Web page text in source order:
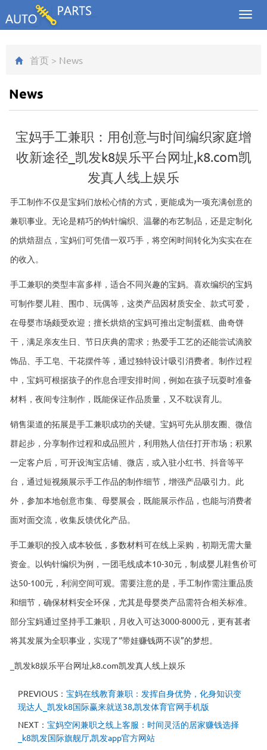
首页 > News
News
宝妈手工兼职：用创意与时间编织家庭增
收新途径_凯发k8娱乐平台网址,k8.com凯
发真人线上娱乐
手工制作不仅是宝妈们放松心情的方式，更能成为一项充满创意的
兼职事业。无论是精巧的钩针编织、温馨的布艺制品，还是定制化
的烘焙甜点，宝妈们可凭借一双巧手，将空闲时间转化为实实在在
的收入。
手工兼职的类型丰富多样，适合不同兴趣的宝妈。喜欢编织的宝妈
可制作婴儿鞋、围巾、玩偶等，这类产品因材质安全、款式可爱，
在母婴市场颇受欢迎；擅长烘焙的宝妈可推出定制蛋糕、曲奇饼
干，满足亲友生日、节日庆典的需求；热爱手工艺的还能尝试滴胶
饰品、手工皂、干花摆件等，通过独特设计吸引消费者。制作过程
中，宝妈可根据孩子的作息合理安排时间，例如在孩子玩耍时准备
材料，夜间专注制作，既能保证作品质量，又不耽误育儿。
销售渠道的拓展是手工兼职成功的关键。宝妈可先从朋友圈、微信
群起步，分享制作过程和成品照片，利用熟人信任打开市场；积累
一定客户后，可开设淘宝店铺、微店，或入驻小红书、抖音等平
台，通过短视频展示手工作品的制作细节，增强产品吸引力。此
外，参加本地创意市集、母婴展会，既能展示作品，也能与消费者
面对面交流，收集反馈优化产品。
手工兼职的投入成本较低，多数材料可在线上采购，初期无需大量
资金。以钩针编织为例，一团毛线成本10-30元，制成婴儿鞋售价可
达50-100元，利润空间可观。需要注意的是，手工制作需注重品质
和细节，确保材料安全环保，尤其是母婴类产品需符合相关标准。
部分宝妈通过坚持手工兼职，月收入可达3000-8000元，更有甚者
将其发展为全职事业，实现了“带娃赚钱两不误”的梦想。
_凯发k8娱乐平台网址,k8.com凯发真人线上娱乐
PREVIOUS： 宝妈在线教育兼职：发挥自身优势，化身知识变
现达人_凯发k8国际赢来就送38,凯发体育官网手机版
NEXT： 宝妈空闲兼职之线上客服：时间灵活的居家赚钱选择
_k8凯发国际旗舰厅,凯发app官方网站